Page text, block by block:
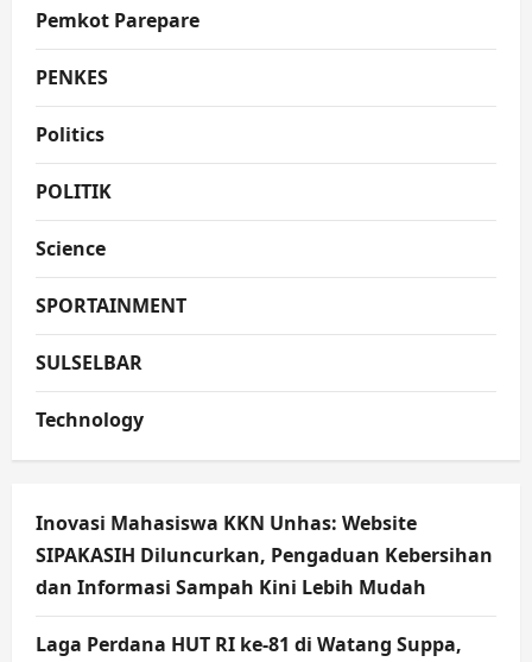
Pemkot Parepare
PENKES
Politics
POLITIK
Science
SPORTAINMENT
SULSELBAR
Technology
Inovasi Mahasiswa KKN Unhas: Website
SIPAKASIH Diluncurkan, Pengaduan Kebersihan
dan Informasi Sampah Kini Lebih Mudah
Laga Perdana HUT RI ke-81 di Watang Suppa,